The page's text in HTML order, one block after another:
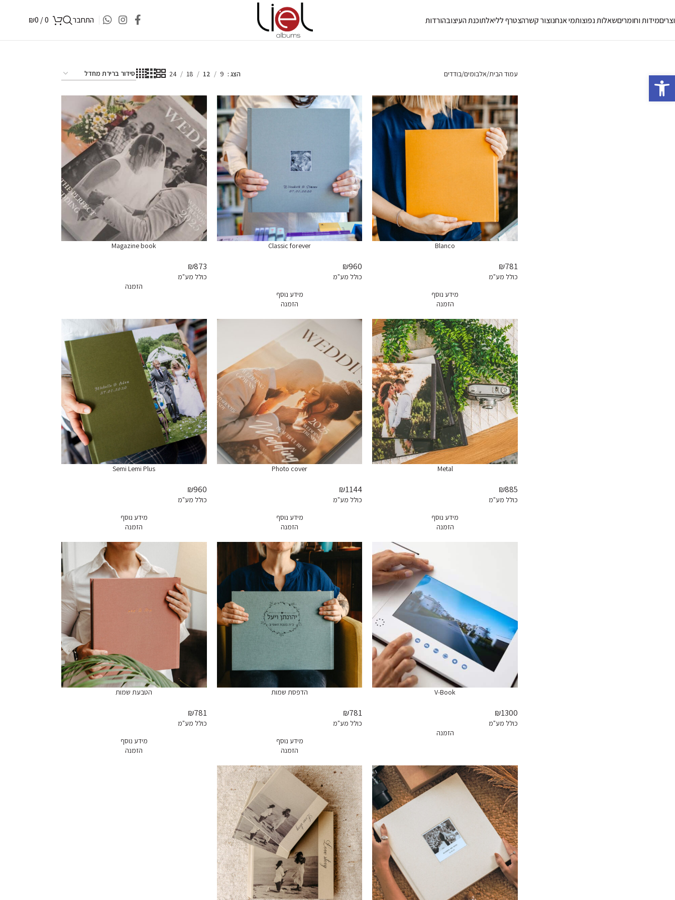
פתח סרגל נגישות
מידות וחומריםשאלות נפוצותמי אנחנוצור קשרהצטרף לליאלתוכנת העיצובהורדות התחבר 0
/
₪0
עמוד הבית אלבומים בודדים הצג 9
12
18
24
Blanco
₪781
כולל מע"מ
מידע נוסף
הזמנה
Classic forever‎
₪960
כולל מע"מ
מידע נוסף
הזמנה
Magazine book
₪873
כולל מע"מ
הזמנה
Metal
₪885
כולל מע"מ
מידע נוסף
הזמנה
Photo cover
₪1144
כולל מע"מ
מידע נוסף
הזמנה
Semi Lemi Plus
₪960
כולל מע"מ
מידע נוסף
הזמנה
V-Book
₪1300
כולל מע"מ
הזמנה
הדפסת שמות
₪781
כולל מע"מ
מידע נוסף
הזמנה
הטבעת שמות
₪781
כולל מע"מ
מידע נוסף
הזמנה